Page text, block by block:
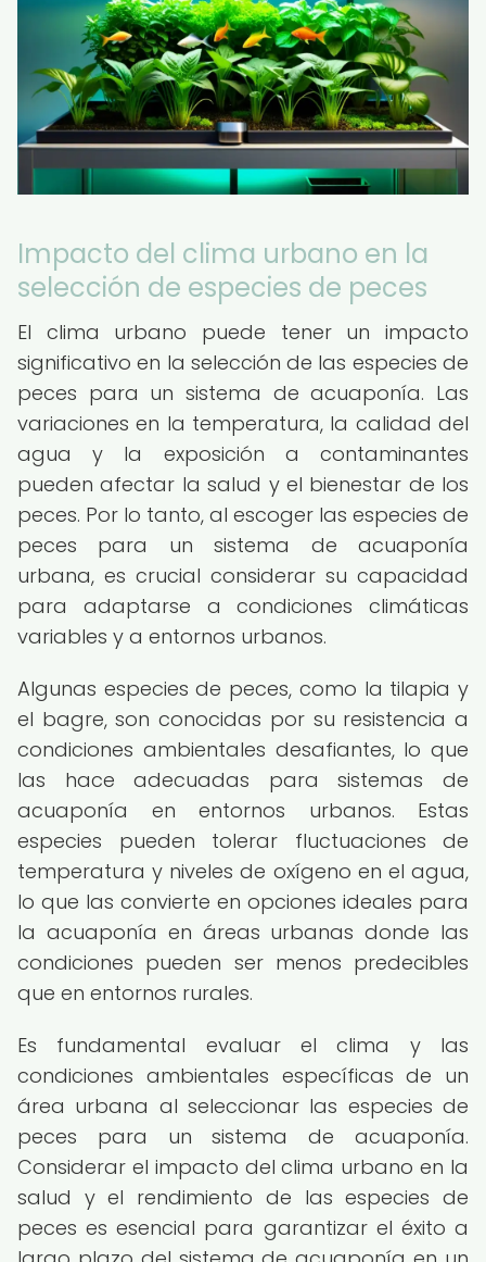
Impacto del clima urbano en la
selección de especies de peces
El clima urbano puede tener un impacto
significativo en la selección de las especies de
peces para un sistema de acuaponía. Las
variaciones en la temperatura, la calidad del
agua y la exposición a contaminantes
pueden afectar la salud y el bienestar de los
peces. Por lo tanto, al escoger las especies de
peces para un sistema de acuaponía
urbana, es crucial considerar su capacidad
para adaptarse a condiciones climáticas
variables y a entornos urbanos.
Algunas especies de peces, como la tilapia y
el bagre, son conocidas por su resistencia a
condiciones ambientales desafiantes, lo que
las hace adecuadas para sistemas de
acuaponía en entornos urbanos. Estas
especies pueden tolerar fluctuaciones de
temperatura y niveles de oxígeno en el agua,
lo que las convierte en opciones ideales para
la acuaponía en áreas urbanas donde las
condiciones pueden ser menos predecibles
que en entornos rurales.
Es fundamental evaluar el clima y las
condiciones ambientales específicas de un
área urbana al seleccionar las especies de
peces para un sistema de acuaponía.
Considerar el impacto del clima urbano en la
salud y el rendimiento de las especies de
peces es esencial para garantizar el éxito a